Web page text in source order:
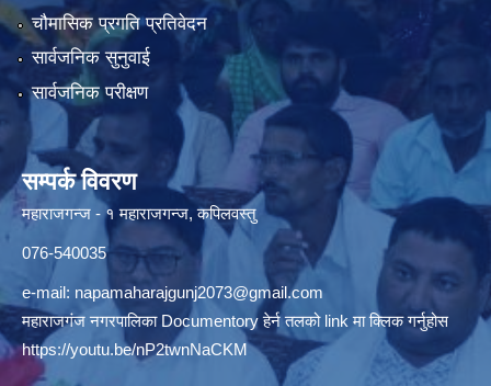
चौमासिक प्रगति प्रतिवेदन
सार्वजनिक सुनुवाई
सार्वजनिक परीक्षण
सम्पर्क विवरण
महाराजगन्ज - १ महाराजगन्ज, कपिलवस्तु
076-540035
e-mail: napamaharajgunj2073@gmail.com
महाराजगंज नगरपालिका Documentory हेर्न तलको link मा क्लिक गर्नुहोस
https://youtu.be/nP2twnNaCKM